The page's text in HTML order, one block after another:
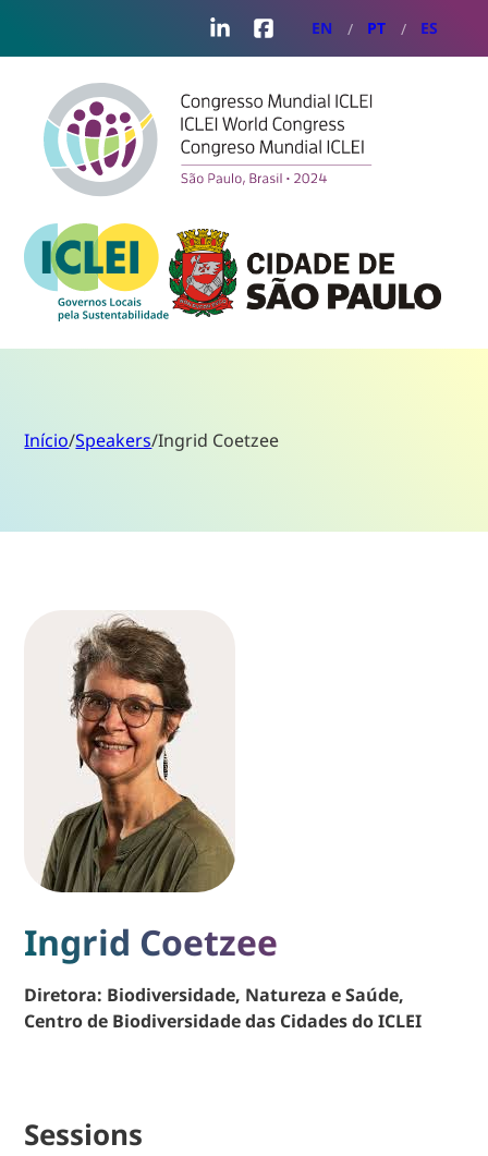
LinkedInFacebook
EN PT ES
Início/Speakers/Ingrid Coetzee
Ingrid Coetzee
Diretora: Biodiversidade, Natureza e Saúde,
Centro de Biodiversidade das Cidades do ICLEI
Sessions